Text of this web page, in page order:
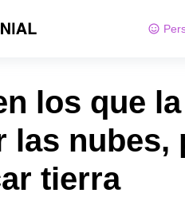
los que
las nubes,
tierra